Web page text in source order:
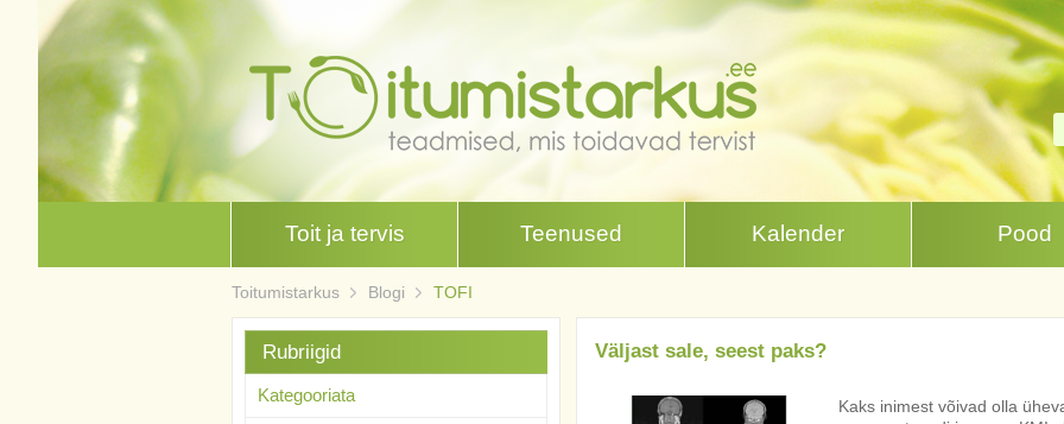
Toit ja tervis Teenused Kalender Pood
Toitumistarkus Blogi TOFI
Väljast sale, seest paks?
Kaks inimest võivad olla
Rubriigid
Kategooriata